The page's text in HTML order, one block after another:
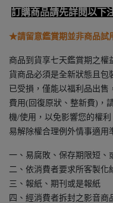
訂購商品請先詳閱以下
★請留意鑑賞期並非商品試
商品到貨享七天鑑賞期之權
貨商品必須是全新狀態且包
已受損，僅能以福利品出售
費用(回復原狀、整新費)，
機/使用，以免影響您的權
易解除權合理例外情事適用
一、易腐敗、保存期限短、
二、依消費者要求所客製化
三、報紙、期刊或是報紙
四、經消費者拆封之影音商